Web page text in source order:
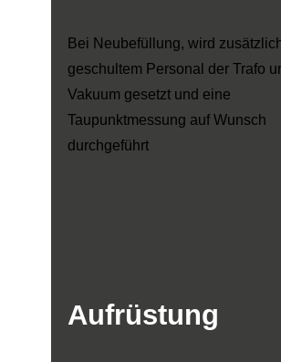
Bei Neubefüllung, wird
geschultem Personal der Trafo
Vakuum gesetzt und eine
Taupunktmessung auf Wunsch
durchgeführt
Aufrüstung